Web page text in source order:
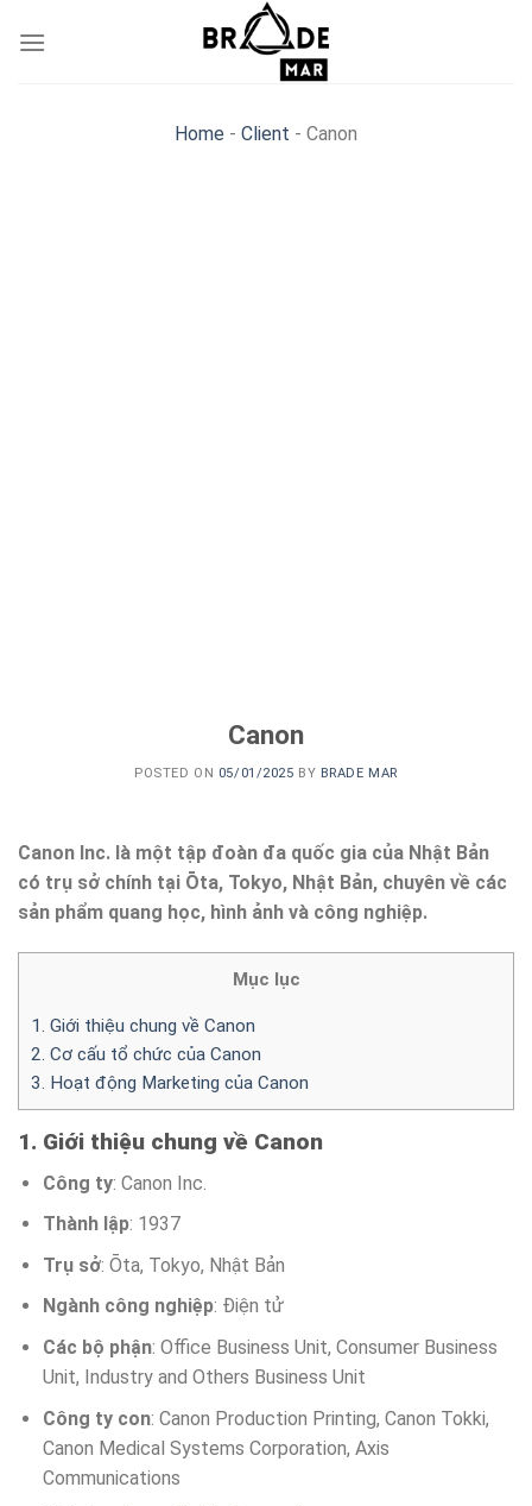
Home - Client - Canon
Canon
POSTED ON 05/01/2025 BY BRADE MAR
Canon Inc. là một tập đoàn đa quốc gia của Nhật Bản
có trụ sở chính tại Ōta, Tokyo, Nhật Bản, chuyên về các
sản phẩm quang học, hình ảnh và công nghiệp.
Mục lục
1. Giới thiệu chung về Canon
2. Cơ cấu tổ chức của Canon
3. Hoạt động Marketing của Canon
1. Giới thiệu chung về Canon
Công ty: Canon Inc.
Thành lập: 1937
Trụ sở: Ōta, Tokyo, Nhật Bản
Ngành công nghiệp: Điện tử
Các bộ phận: Office Business Unit, Consumer Business
Unit, Industry and Others Business Unit
Công ty con: Canon Production Printing, Canon Tokki,
Canon Medical Systems Corporation, Axis
Communications